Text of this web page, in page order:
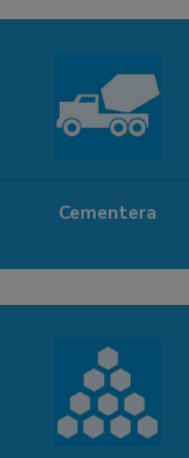
Cementera